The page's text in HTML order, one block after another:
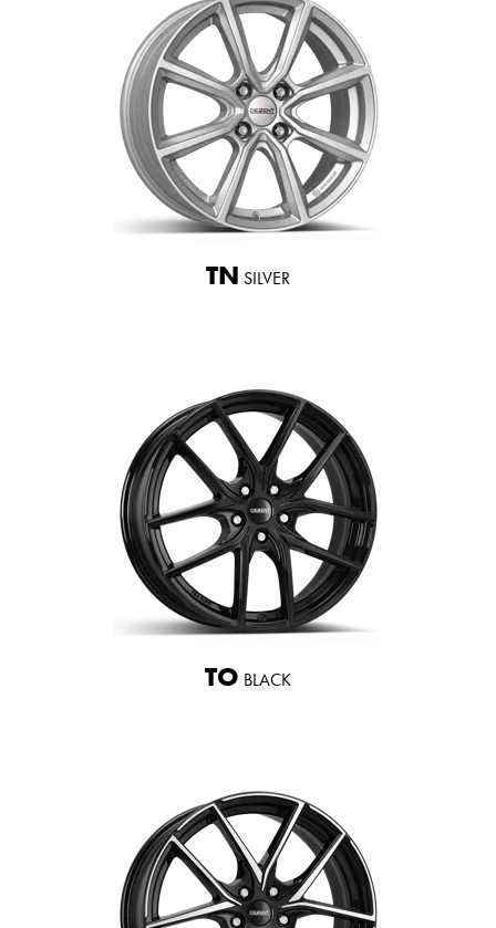
TN SILVER
TO BLACK